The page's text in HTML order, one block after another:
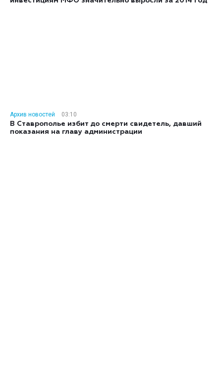
Архив новостей
03:10
В Ставрополье избит до смерти свидетель, давший
показания на главу администрации